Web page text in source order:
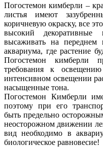
Погостемон кимберли –
листья имеют
коричневую окраску, все
высокий декоративные
высаживать на переднем
аквариума, где растение
Погостемон кимберли
требования к
интенсивном освещении
насыщенные тона.
Погостемон Кимберли
поэтому при его
быть предельно
неосторожном движении
вид необходимо в
биологическое равновесие!